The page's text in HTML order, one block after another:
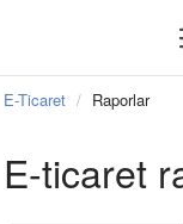
E-Ticaret Raporlar
E-ticaret